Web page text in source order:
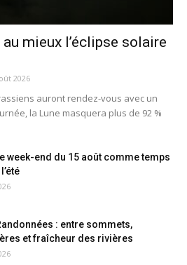
mieux l’éclipse solaire
2026
auront rendez-vous avec un
la Lune masquera plus de 92 %
week-end du 15 août comme temps
: entre sommets,
et fraîcheur des rivières